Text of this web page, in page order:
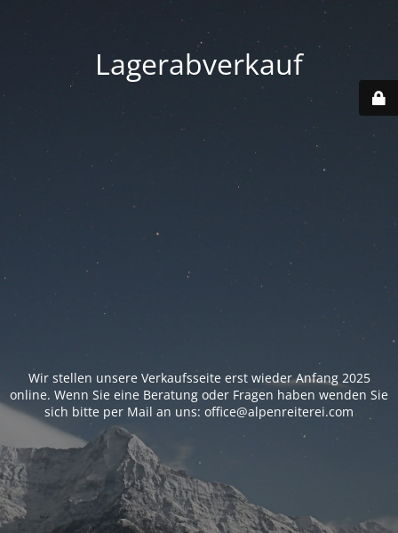
Lagerabverkauf
Wir stellen unsere Verkaufsseite erst wieder Anfang 2025
online. Wenn Sie eine Beratung oder Fragen haben wenden Sie
sich bitte per Mail an uns: office@alpenreiterei.com